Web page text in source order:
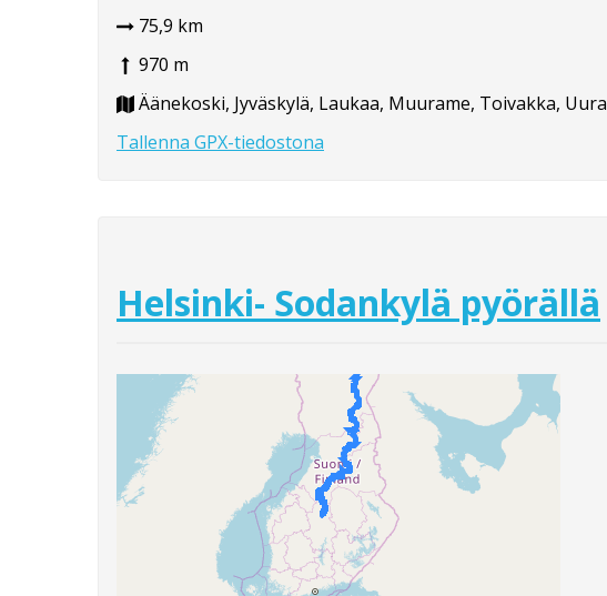
75,9 km
970 m
Äänekoski, Jyväskylä, Laukaa, Muurame, Toivakka,
Tallenna GPX-tiedostona
Helsinki- Sodankylä pyörällä